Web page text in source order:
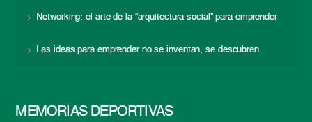
Networking: el arte de la “arquitectura social” para emprender
Las ideas para emprender no se inventan, se descubren
MEMORIAS DEPORTIVAS